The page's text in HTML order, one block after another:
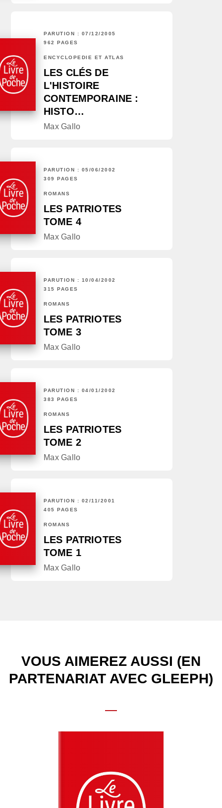
PARUTION : 07/12/2005
962 PAGES
ENCYCLOPÉDIE ET ATLAS
LES CLÉS DE
L'HISTOIRE
CONTEMPORAINE :
HISTO…
Max Gallo
PARUTION : 05/06/2002
309 PAGES
ROMANS
LES PATRIOTES
TOME 4
Max Gallo
PARUTION : 10/04/2002
315 PAGES
ROMANS
LES PATRIOTES
TOME 3
Max Gallo
PARUTION : 04/01/2002
383 PAGES
ROMANS
LES PATRIOTES
TOME 2
Max Gallo
PARUTION : 02/11/2001
405 PAGES
ROMANS
LES PATRIOTES
TOME 1
Max Gallo
VOUS AIMEREZ AUSSI (EN
PARTENARIAT AVEC GLEEPH)